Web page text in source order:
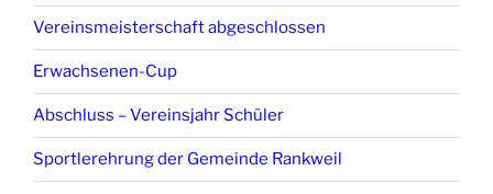
Vereinsmeisterschaft abgeschlossen
Erwachsenen-Cup
Abschluss – Vereinsjahr Schüler
Sportlerehrung der Gemeinde Rankweil